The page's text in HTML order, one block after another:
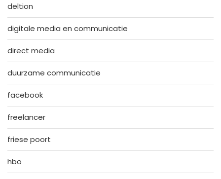
deltion
digitale media en communicatie
direct media
duurzame communicatie
facebook
freelancer
friese poort
hbo